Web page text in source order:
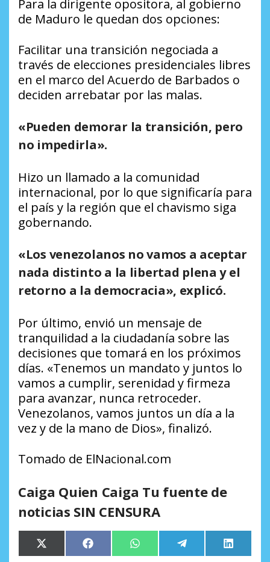
Para la dirigente opositora, al gobierno
de Maduro le quedan dos opciones:
Facilitar una transición negociada a
través de elecciones presidenciales libres
en el marco del Acuerdo de Barbados o
deciden arrebatar por las malas.
«Pueden demorar la transición, pero
no impedirla».
Hizo un llamado a la comunidad
internacional, por lo que significaría para
el país y la región que el chavismo siga
gobernando.
«Los venezolanos no vamos a aceptar
nada distinto a la libertad plena y el
retorno a la democracia», explicó.
Por último, envió un mensaje de
tranquilidad a la ciudadanía sobre las
decisiones que tomará en los próximos
días. «Tenemos un mandato y juntos lo
vamos a cumplir, serenidad y firmeza
para avanzar, nunca retroceder.
Venezolanos, vamos juntos un día a la
vez y de la mano de Dios», finalizó.
Tomado de ElNacional.com
Caiga Quien Caiga Tu fuente de
noticias SIN CENSURA
Compartir
en
X
(Twitter)
Compartir
en
Facebook Compartir
en
WhatsApp Compartir
en
Telegram
en
LinkedIn